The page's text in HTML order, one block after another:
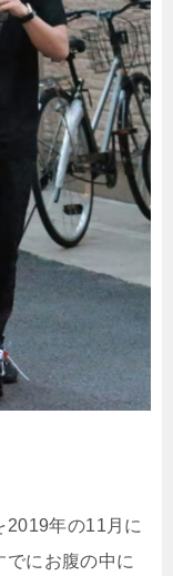
2019年の11月に
でにお腹の中に